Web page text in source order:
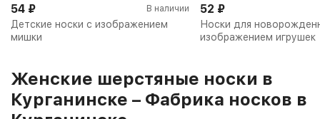
Детские носки с изображением
мишки
54 ₽ В наличии
Носки для
изображением игрушек
52 ₽
Женские шерстяные носки в
Курганинске – Фабрика носков в